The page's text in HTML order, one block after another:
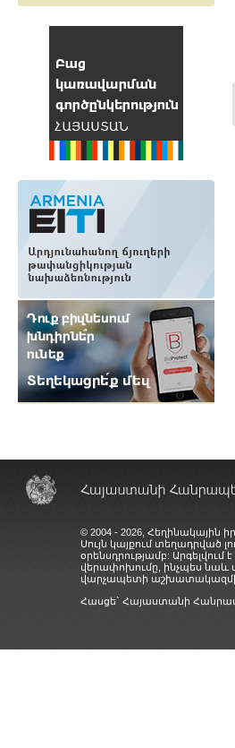
© 2004 - 2026,
Սույն կայքում
օրենսդրությամբ:
վերափոխումը, ինչպես նաև
վարչապետի աշխատակազմի
Հասցե` Հայաստանի